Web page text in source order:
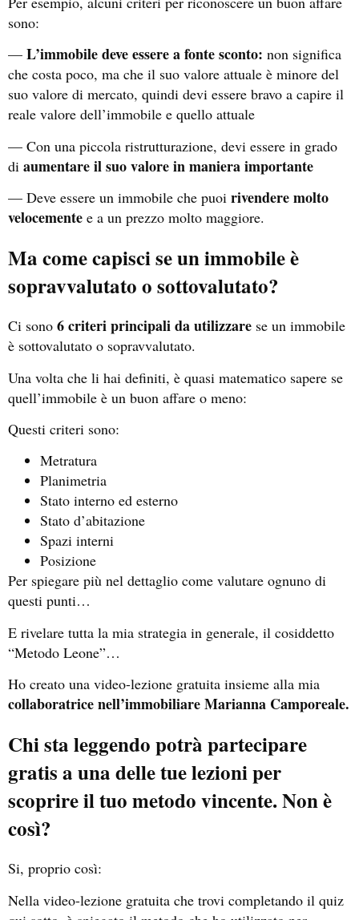
sono:
— L’immobile deve essere a fonte sconto: non significa
che costa poco, ma che il suo valore attuale è minore del
suo valore di mercato, quindi devi essere bravo a capire il
reale valore dell’immobile e quello attuale
— Con una piccola ristrutturazione, devi essere in grado
di aumentare il suo valore in maniera importante
— Deve essere un immobile che puoi rivendere molto
velocemente e a un prezzo molto maggiore.
Ma come capisci se un immobile è
sopravvalutato o sottovalutato?
Ci sono 6 criteri principali da utilizzare se un immobile
è sottovalutato o sopravvalutato.
Una volta che li hai definiti, è quasi matematico sapere se
quell’immobile è un buon affare o meno:
Questi criteri sono:
Metratura
Planimetria
Stato interno ed esterno
Stato d’abitazione
Spazi interni
Posizione
Per spiegare più nel dettaglio come valutare ognuno di
questi punti…
E rivelare tutta la mia strategia in generale, il cosiddetto
“Metodo Leone”…
Ho creato una video-lezione gratuita insieme alla mia
collaboratrice nell’immobiliare Marianna Camporeale.
Chi sta leggendo potrà partecipare
gratis a una delle tue lezioni per
scoprire il tuo metodo vincente. Non è
così?
Si, proprio così:
Nella video-lezione gratuita che trovi completando il quiz